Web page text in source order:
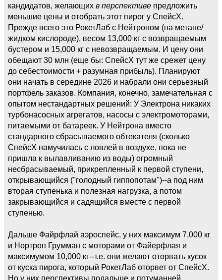
кандидатов, желающих в перспективе предложить
меньшие цены и отобрать этот пирог у СпейсХ.
Прежде всего это РокетЛаб с Нейтроном (на метане/
жидком кислороде), весом 13,000 кг с возвращаемым
бустером и 15,000 кг с невозвращаемым. И цену они
обещают 30 млн (еще бы: СпейсХ тут же срежет цену
до себестоимости + разумная прибыль). Планируют
они начать в середине 2026 и набрали они серьезный
портфель заказов. Компания, конечно, замечательная с
опытом нестандартных решений: У Электрона никаких
турбонасосных агрегатов, насосы с электромоторами,
питаемыми от батареек. У Нейтрона вместо
стандарного сбрасываемого обтекателя (сколько
СпейсХ намучилась с ловлей в воздухе, пока не
пришла к вылавливанию из воды) огромный
несбрасываемый, прикрепленный к первой ступени,
открывающийся ("голодный гиппопотам")--а под ним
вторая ступенька и полезная нагрузка, а потом
закрывающийся и садящийся вместе с первой
ступенью.
Дальше Файрфлай аэроспейс, у них максимум 7,000 кг
и Нортроп Грумман с моторами от Файерфлая и
максимумом 10,000 кг--т.е. они желают оторвать кусок
от куска пирога, который РокетЛаб оторвет от СпейсХ.
Но у них перспективы подальше и потуманней.